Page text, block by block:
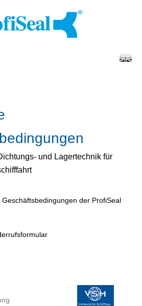
und Lagertechnik für
Geschäftsbedingungen der ProfiSeal